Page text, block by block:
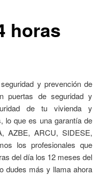
horas
y prevención de
puertas de seguridad y
de tu vivienda y
lo que es una garantía de
AZBE, ARCU, SIDESE,
los profesionales que
del día los 12 meses del
dudes más y llama ahora